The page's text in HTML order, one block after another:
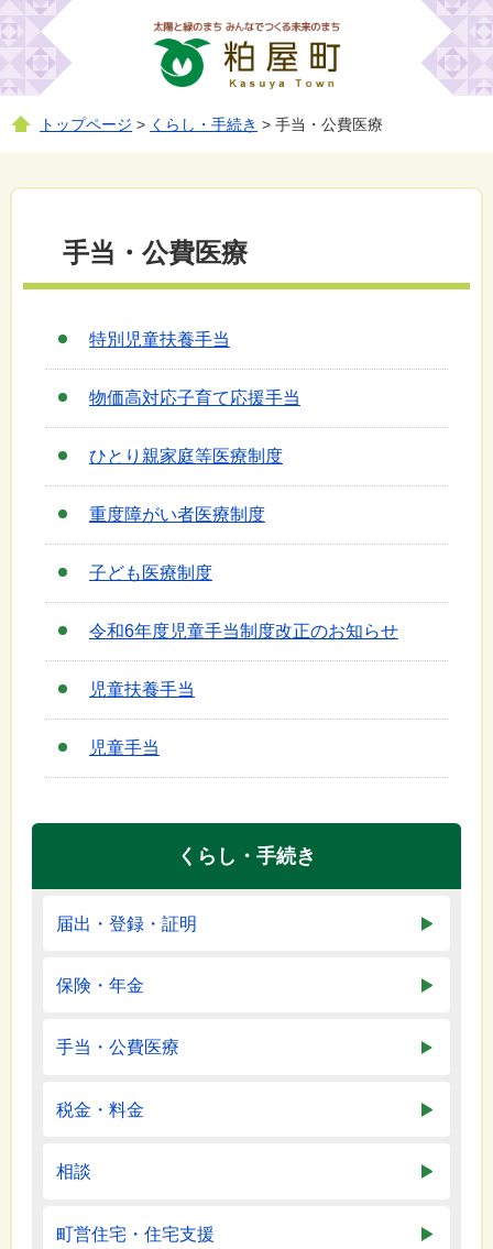
トップページ > くらし・手続き > 手当・公費医療
手当・公費医療
特別児童扶養手当
物価高対応子育て応援手当
ひとり親家庭等医療制度
重度障がい者医療制度
子ども医療制度
令和6年度児童手当制度改正のお知らせ
児童扶養手当
児童手当
くらし・手続き
届出・登録・証明
保険・年金
手当・公費医療
税金・料金
相談
町営住宅・住宅支援